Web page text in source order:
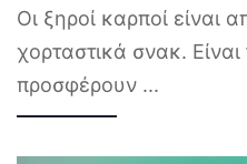
Οι ξηροί καρποί είναι
χορταστικά σνακ. Είναι
προσφέρουν ...